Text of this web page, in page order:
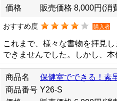
価格
販売価格 8,000円 (消
おすすめ度 購入者
これまで、様々な書物を拝見
できませんでした。しかし、
商品名
保健室でできる！素
商品番号 Y26-S